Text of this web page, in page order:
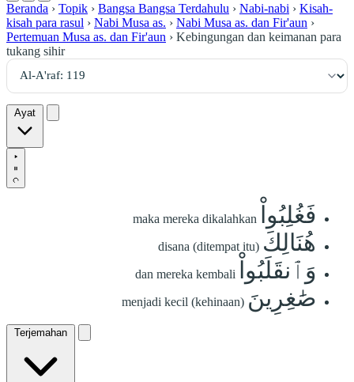
Beranda › Topik › Bangsa Bangsa Terdahulu › Nabi-nabi › Kisah-
kisah para rasul › Nabi Musa as. › Nabi Musa as. dan Fir'aun ›
Pertemuan Musa as. dan Fir'aun › Kebingungan dan keimanan para
tukang sihir
Ayat
فَغُلِبُواْ maka mereka dikalahkan
هُنَالِكَ disana (ditempat itu)
وَٱنقَلَبُواْ dan mereka kembali
صَٰغِرِينَ menjadi kecil (kehinaan)
Terjemahan